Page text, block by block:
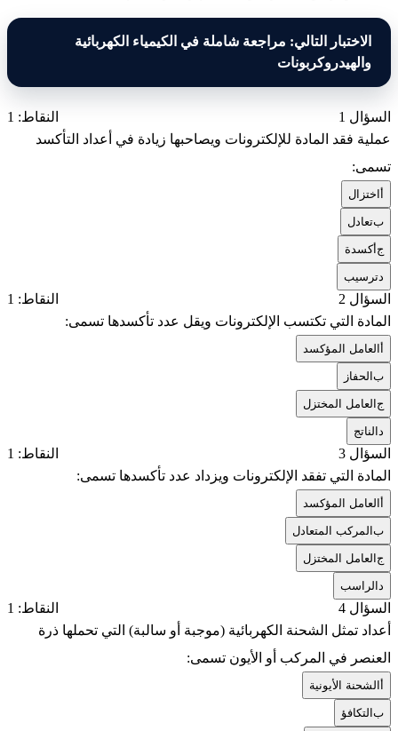
الاختبار التالي: مراجعة شاملة في الكيمياء الكهربائية
والهيدروكربونات
السؤال 1
النقاط: 1
عملية فقد المادة للإلكترونات ويصاحبها زيادة في أعداد التأكسد
تسمى:
اختزال
بتعادل
جأكسدة
ترسیب
السؤال 2
النقاط: 1
المادة التي تكتسب الإلكترونات ويقل عدد تأكسدها تسمى:
العامل المؤكسد
بالحفاز
جالعامل المختزل
الناتج
السؤال 3
النقاط: 1
المادة التي تفقد الإلكترونات ويزداد عدد تأكسدها تسمى:
العامل المؤكسد
بالمركب المتعادل
جالعامل المختزل
الراسب
السؤال 4
النقاط: 1
أعداد تمثل الشحنة الكهربائية (موجبة أو سالبة) التي تحملها ذرة
العنصر في المركب أو الأيون تسمى:
الشحنة الأيونية
بالتكافؤ